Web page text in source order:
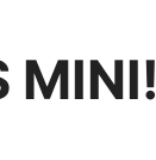
MINI!